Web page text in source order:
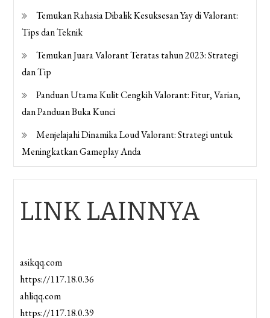
Temukan Rahasia Dibalik Kesuksesan Yay di Valorant:
Tips dan Teknik
Temukan Juara Valorant Teratas tahun 2023: Strategi
dan Tip
Panduan Utama Kulit Cengkih Valorant: Fitur, Varian,
dan Panduan Buka Kunci
Menjelajahi Dinamika Loud Valorant: Strategi untuk
Meningkatkan Gameplay Anda
LINK LAINNYA
asikqq.com
https://117.18.0.36
ahliqq.com
https://117.18.0.39